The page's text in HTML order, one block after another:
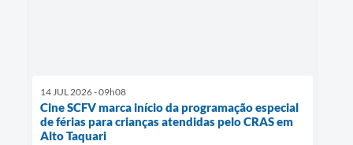
14 JUL 2026 - 09h08
Cine SCFV marca início da programação especial
de férias para crianças atendidas pelo CRAS em
Alto Taquari